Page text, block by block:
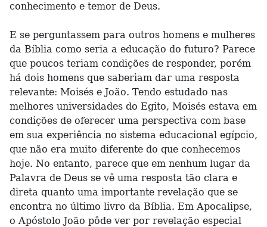
conhecimento e temor de Deus.
E se perguntassem para outros homens e mulheres
da Bíblia como seria a educação do futuro? Parece
que poucos teriam condições de responder, porém
há dois homens que saberiam dar uma resposta
relevante: Moisés e João. Tendo estudado nas
melhores universidades do Egito, Moisés estava em
condições de oferecer uma perspectiva com base
em sua experiência no sistema educacional egípcio,
que não era muito diferente do que conhecemos
hoje. No entanto, parece que em nenhum lugar da
Palavra de Deus se vê uma resposta tão clara e
direta quanto uma importante revelação que se
encontra no último livro da Bíblia. Em Apocalipse,
o Apóstolo João pôde ver por revelação especial